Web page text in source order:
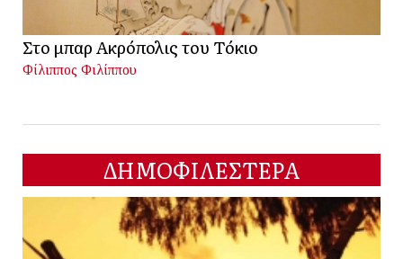
Στο μπαρ Ακρόπολις του Τόκιο
Φίλιππος Φιλίππου
ΔΗΜΟΦΙΛΕΣΤΕΡΑ